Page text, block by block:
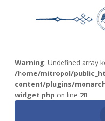
Warning: Undefined array
/home/mitropol/
content/plugins/
widget.php on line 20